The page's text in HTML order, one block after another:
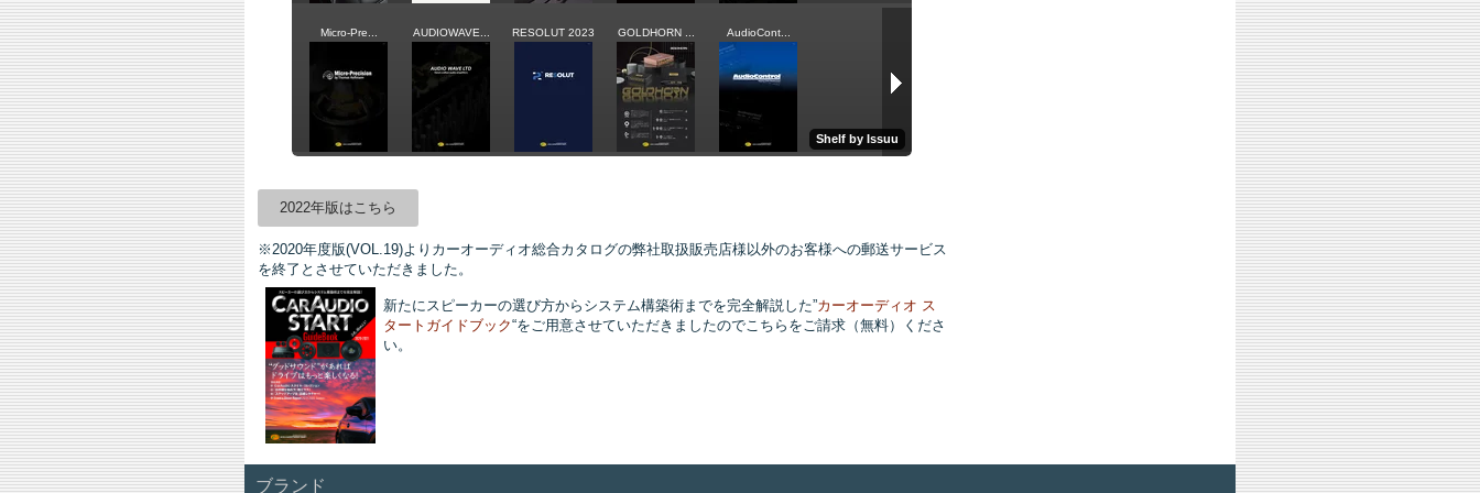
2022年版はこちら
※2020年度版(VOL.19)よりカーオーディオ総合カタログの弊社取扱販売店様以外のお客様への郵送サービス
を終了とさせていただきました。
新たにスピーカーの選び方からシステム構築術までを完全解説した”カーオーディオ ス
タートガイドブック“をご用意させていただきましたのでこちらをご請求（無料）くださ
い。
ブランド